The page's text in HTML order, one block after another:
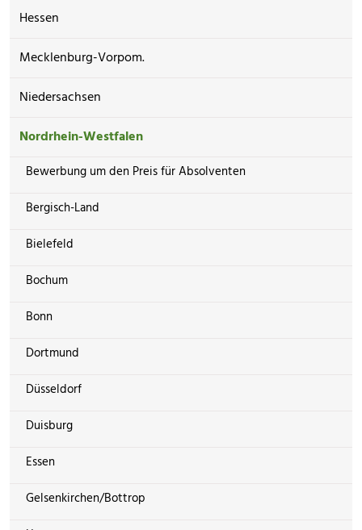
Hessen
Mecklenburg-Vorpom.
Niedersachsen
Nordrhein-Westfalen
Bewerbung um den Preis für Absolventen
Bergisch-Land
Bielefeld
Bochum
Bonn
Dortmund
Düsseldorf
Duisburg
Essen
Gelsenkirchen/Bottrop